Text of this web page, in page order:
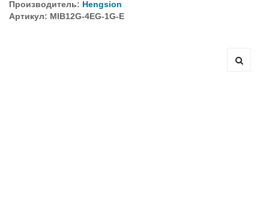
Производитель: Hengsion
Артикул: MIB12G-4EG-1G-E